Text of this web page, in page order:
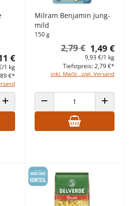
€
1 kg
€*
ANZAHL ERHÖHEN
Milram Benjamin jung-
mild
150 g
1,49 €
2,79 €
9,93 €/1 kg
inkl. MwSt., zzgl. Versand
Tiefstpreis: 2,79 €*
ANZAHL VERRINGERN ANZAHL